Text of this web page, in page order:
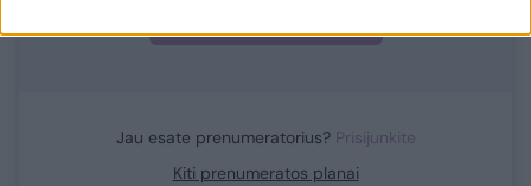
Jau esate prenumeratorius? Prisijunkite
Kiti prenumeratos planai